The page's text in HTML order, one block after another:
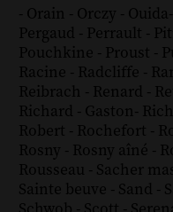
- Orain - Orczy - Ouida-
Pergaud - Perrault -
Pouchkine - Proust -
Racine - Radcliffe -
Reibrach - Renard -
Richard - Gaston-
Robert - Rochefort -
Rosny - Rosny aîné -
Rousseau - Sacher
Sainte beuve - Sand -